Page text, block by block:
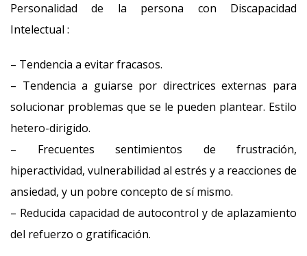
Personalidad de la persona con Discapacidad
Intelectual :
– Tendencia a evitar fracasos.
– Tendencia a guiarse por directrices externas para
solucionar problemas que se le pueden plantear. Estilo
hetero-dirigido.
– Frecuentes sentimientos de frustración,
hiperactividad, vulnerabilidad al estrés y a reacciones de
ansiedad, y un pobre concepto de sí mismo.
– Reducida capacidad de autocontrol y de aplazamiento
del refuerzo o gratificación.